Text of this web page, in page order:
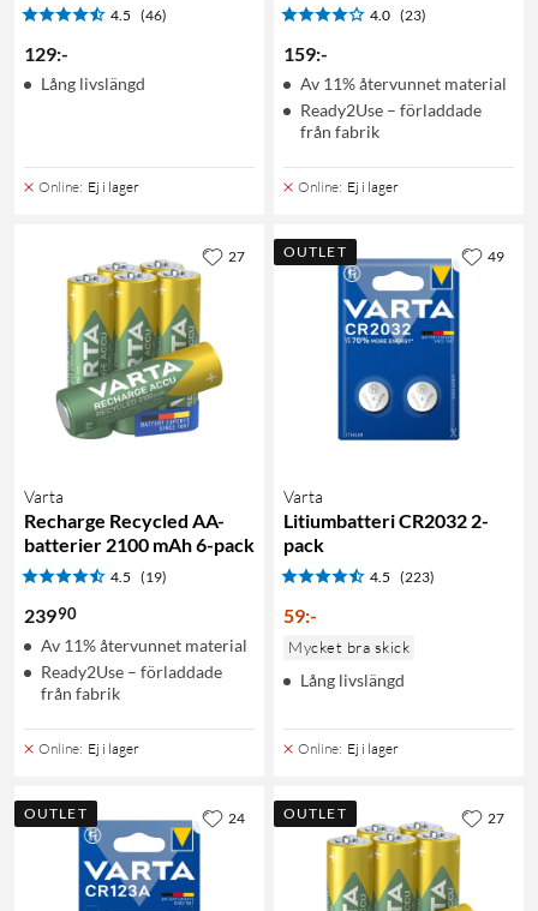
4.5 (46)
129:-
Lång livslängd
Online: Ej i lager
4.0 (23)
159:-
Av 11% återvunnet material
Ready2Use – förladdade
från fabrik
Online: Ej i lager
Varta
Recharge Recycled AA-
batterier 2100 mAh 6-pack
4.5 (19)
23990
Av 11% återvunnet material
Ready2Use – förladdade
från fabrik
Online: Ej i lager
27 OUTLET
Varta
Litiumbatteri CR2032 2-
pack
4.5 (223)
59:-
Mycket bra skick
Lång livslängd
Online: Ej i lager
49
OUTLET 24 OUTLET 27